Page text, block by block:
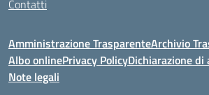
Contatti
Amministrazione TrasparenteArchivio
Albo onlinePrivacy PolicyDichiarazione
Note legali